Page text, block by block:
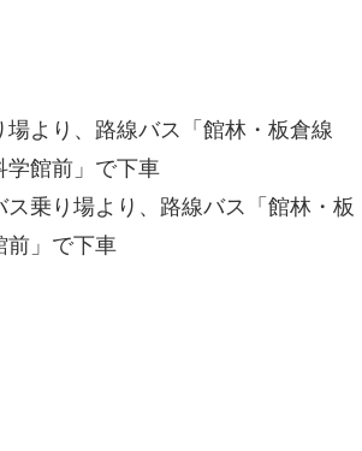
より、路線バス「館林・板倉線
学館前」で下車
乗り場より、路線バス「館林・板
前」で下車